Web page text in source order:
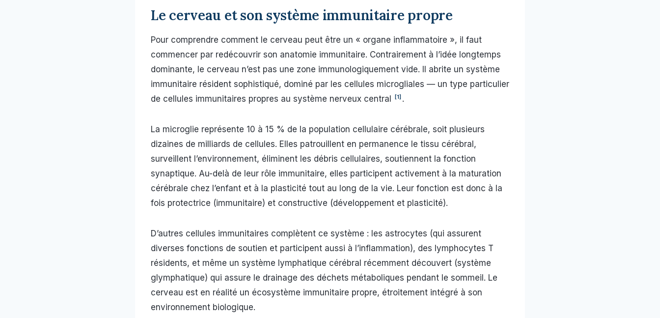
Le cerveau et son système immunitaire propre
Pour comprendre comment le cerveau peut être un « organe inflammatoire », il faut
commencer par redécouvrir son anatomie immunitaire. Contrairement à l’idée longtemps
dominante, le cerveau n’est pas une zone immunologiquement vide. Il abrite un système
immunitaire résident sophistiqué, dominé par les cellules microgliales — un type particulier
de cellules immunitaires propres au système nerveux central
[1] .
La microglie représente 10 à 15 % de la population cellulaire cérébrale, soit plusieurs
dizaines de milliards de cellules. Elles patrouillent en permanence le tissu cérébral,
surveillent l’environnement, éliminent les débris cellulaires, soutiennent la fonction
synaptique. Au-delà de leur rôle immunitaire, elles participent activement à la maturation
cérébrale chez l’enfant et à la plasticité tout au long de la vie. Leur fonction est donc à la
fois protectrice (immunitaire) et constructive (développement et plasticité).
D’autres cellules immunitaires complètent ce système : les astrocytes (qui assurent
diverses fonctions de soutien et participent aussi à l’inflammation), des lymphocytes T
résidents, et même un système lymphatique cérébral récemment découvert (système
glymphatique) qui assure le drainage des déchets métaboliques pendant le sommeil. Le
cerveau est en réalité un écosystème immunitaire propre, étroitement intégré à son
environnement biologique.